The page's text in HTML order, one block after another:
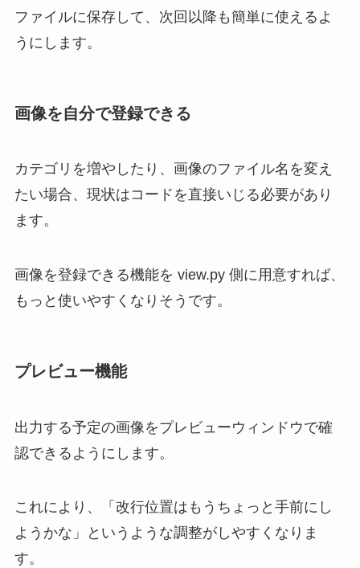
ファイルに保存して、次回以降も簡単に使えるよ
うにします。
画像を自分で登録できる
カテゴリを増やしたり、画像のファイル名を変え
たい場合、現状はコードを直接いじる必要があり
ます。
画像を登録できる機能を view.py 側に用意すれば、
もっと使いやすくなりそうです。
プレビュー機能
出力する予定の画像をプレビューウィンドウで確
認できるようにします。
これにより、「改行位置はもうちょっと手前にし
ようかな」というような調整がしやすくなりま
す。